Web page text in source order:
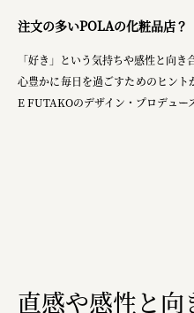
注文の多いPOLAの化粧品店？
「好き」という気持ちや感性と向
心豊かに毎日を過ごすためのヒン
E FUTAKOのデザイン・プロデュー
直感や感性と